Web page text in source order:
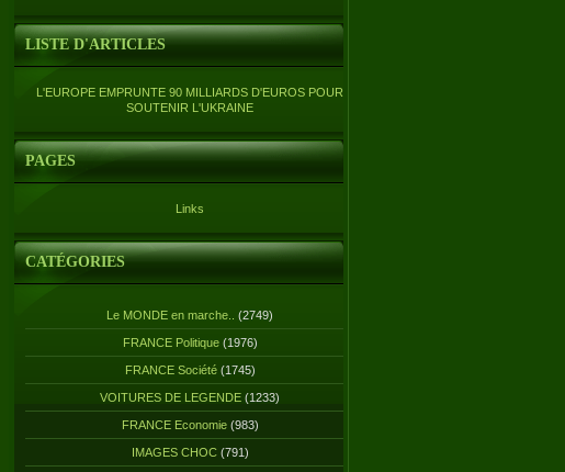
LISTE D'ARTICLES
L'EUROPE EMPRUNTE 90 MILLIARDS D'EUROS POUR
SOUTENIR L'UKRAINE
PAGES
Links
CATÉGORIES
Le MONDE en marche.. (2749)
FRANCE Politique(1976)
FRANCE Société(1745)
VOITURES DE LEGENDE (1233)
FRANCE Economie(983)
IMAGES CHOC(791)